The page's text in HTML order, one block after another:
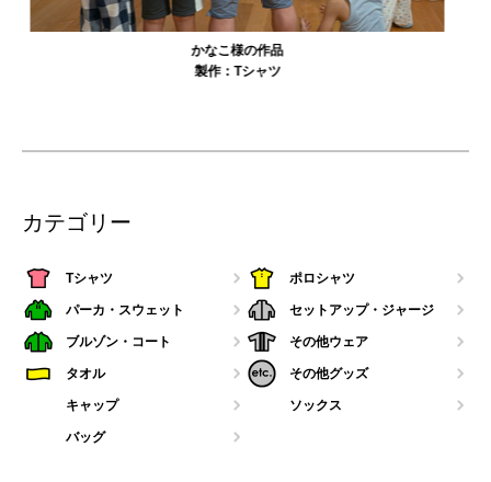
農工大硬式庭球部様の作品
製作：Tシャツ
カテゴリー
Tシャツ ポロシャツ
パーカ・スウェット セットアップ・ジャージ
ブルゾン・コート その他ウェア
タオル その他グッズ
キャップ ソックス
バッグ